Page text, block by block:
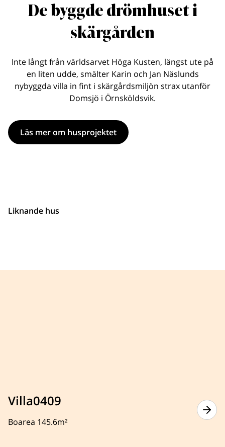
De byggde drömhuset i
skärgården
Inte långt från världsarvet Höga Kusten, längst ute på
en liten udde, smälter Karin och Jan Näslunds
nybyggda villa in fint i skärgårdsmiljön strax utanför
Domsjö i Örnsköldsvik.
Läs mer om husprojektet
Liknande hus
Villa0409
Boarea 145.6m²